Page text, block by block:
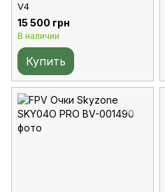
V4
15 500 грн
В наличии
Купить